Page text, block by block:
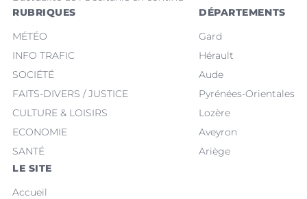
RUBRIQUES
MÉTÉO
INFO TRAFIC
SOCIÉTÉ
FAITS-DIVERS / JUSTICE
CULTURE & LOISIRS
ECONOMIE
SANTÉ
DÉPARTEMENTS
Gard
Hérault
Aude
Pyrénées-Orientales
Lozère
Aveyron
Ariège
LE SITE
Accueil